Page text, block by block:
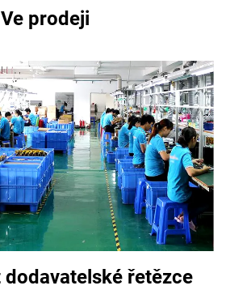
Ve prodeji
dodavatelské řetězce